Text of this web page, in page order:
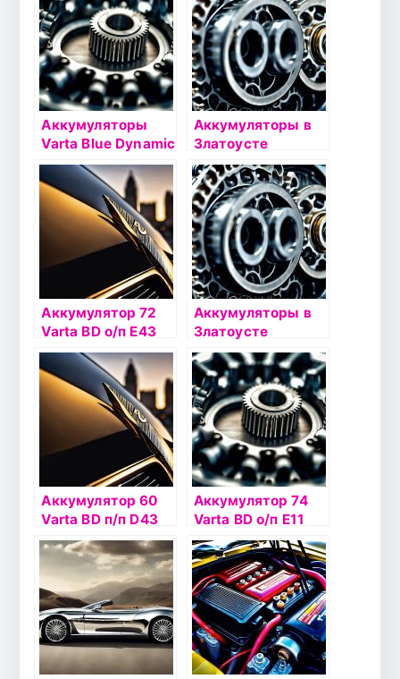
Аккумуляторы
Varta Blue Dynamic
Аккумуляторы в
Златоусте
Аккумулятор 72
Varta BD о/п Е43
(572 409)
Аккумуляторы в
Златоусте
Аккумулятор 60
Varta BD п/п D43
(560 127)
Аккумулятор 74
Varta BD о/п Е11
(574 012)